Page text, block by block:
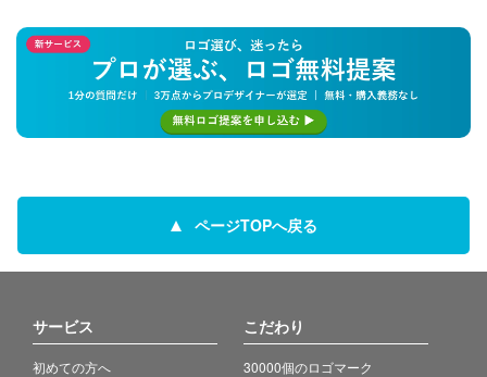
ページTOPへ戻る
サービス
初めての方へ
こだわり
30000個のロゴマーク